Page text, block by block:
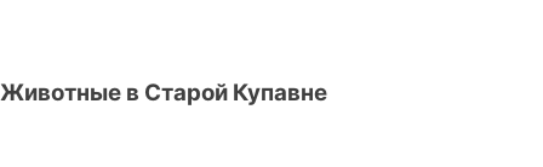
Животные в Старой Купавне